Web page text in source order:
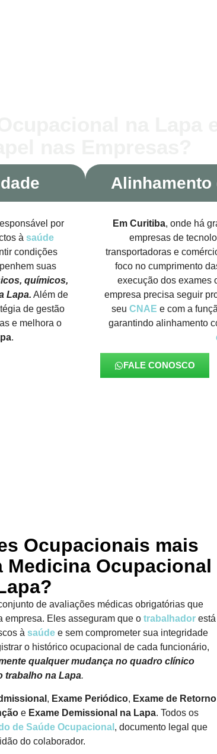
por
à saúde
condições
suas
químicos,
Lapa. Além de
de gestão
e melhora o
.
Alinhamento
Em Curitiba, onde há
empresas de
transportadoras e
foco no cumprimento
execução dos exames
empresa precisa seguir
seu CNAE e com a
garantindo alinhamento
FALE CONOSCO
Ocupacionais mais
Medicina Ocupacional
de avaliações médicas obrigatórias que
empresa. Eles asseguram que o trabalhador está
à saúde e sem comprometer sua integridade
o histórico ocupacional de cada funcionário,
qualquer mudança no quadro clínico
trabalho na Lapa.
, Exame Periódico, Exame de Retorno
e Exame Demissional na Lapa. Todos os
de Saúde Ocupacional , documento legal que
do colaborador.